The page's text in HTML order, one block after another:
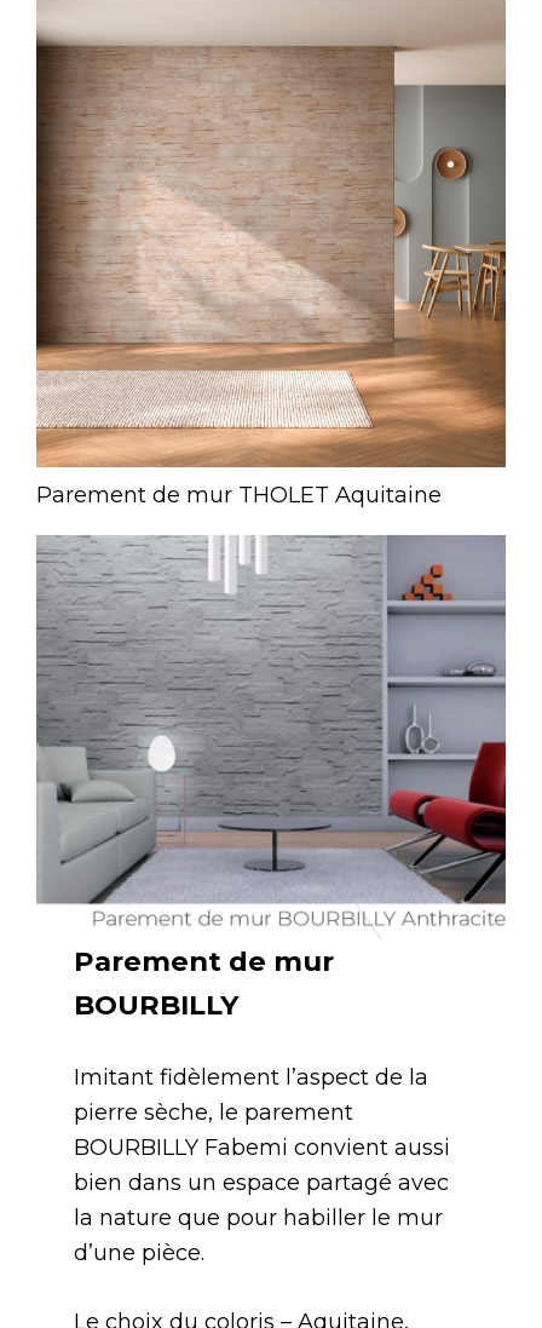
Parement de mur THOLET Aquitaine
Parement de mur
BOURBILLY
Imitant fidèlement l’aspect de la
pierre sèche, le parement
BOURBILLY Fabemi convient aussi
bien dans un espace partagé avec
la nature que pour habiller le mur
d’une pièce.
Le choix du coloris – Aquitaine,